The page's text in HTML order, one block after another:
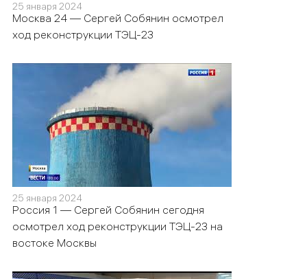
25 января 2024
Москва 24 — Сергей Собянин осмотрел
ход реконструкции ТЭЦ-23
25 января 2024
Россия 1 — Сергей Собянин сегодня
осмотрел ход реконструкции ТЭЦ-23 на
востоке Москвы